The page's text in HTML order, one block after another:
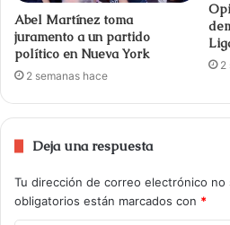
Abel Martínez toma
juramento a un partido
político en Nueva York
2 semanas hace
2
Deja una respuesta
Tu dirección de correo electrónico no
obligatorios están marcados con *